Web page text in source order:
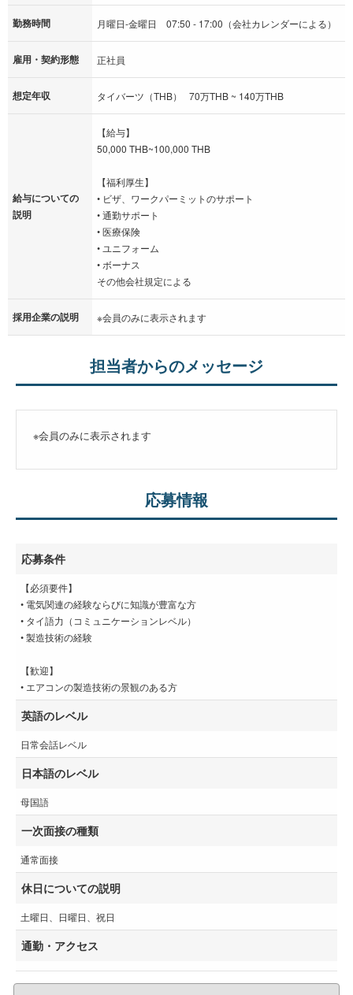
勤務時間 月曜日-金曜日 07:50 - 17:00（会社カレンダーによる）
雇用・契約形態 正社員
想定年収 タイバーツ（THB） 70万THB ~ 140万THB
給与についての
説明
【給与】
50,000 THB~100,000 THB
【福利厚生】
• ビザ、ワークパーミットのサポート
• 通勤サポート
• 医療保険
• ユニフォーム
• ボーナス
その他会社規定による
採用企業の説明 ※会員のみに表示されます
担当者からのメッセージ
※会員のみに表示されます
応募情報
応募条件
【必須要件】
• 電気関連の経験ならびに知識が豊富な方
• タイ語力（コミュニケーションレベル）
• 製造技術の経験
【歓迎】
• エアコンの製造技術の景観のある方
英語のレベル
日常会話レベル
日本語のレベル
母国語
一次面接の種類
通常面接
休日についての説明
土曜日、日曜日、祝日
通勤・アクセス